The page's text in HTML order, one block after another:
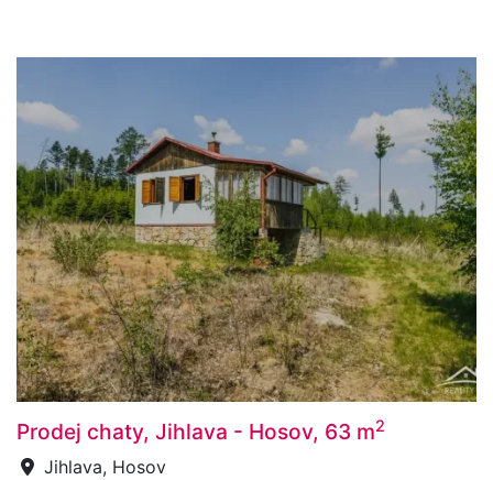
Prodej chaty, Jihlava - Hosov, 63 m2
Jihlava, Hosov